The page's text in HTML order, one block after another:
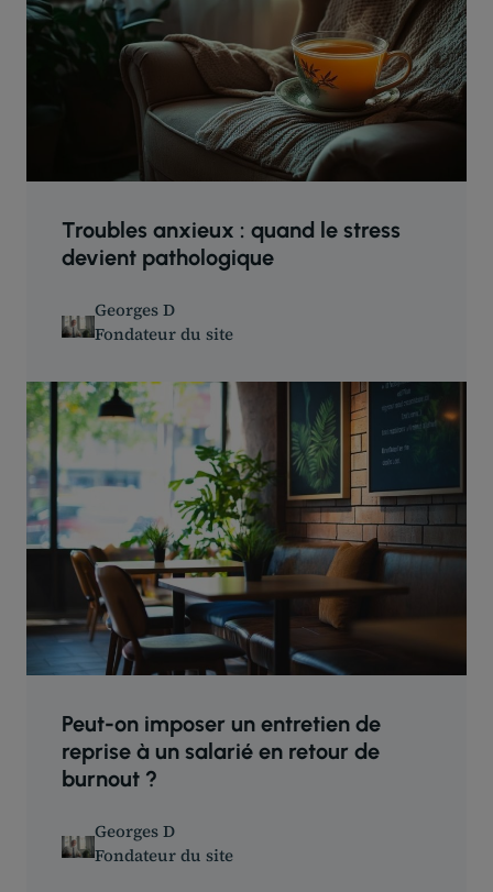
Troubles anxieux : quand le stress
devient pathologique
Georges D
Fondateur du site
Peut-on imposer un entretien de
reprise à un salarié en retour de
burnout ?
Georges D
Fondateur du site